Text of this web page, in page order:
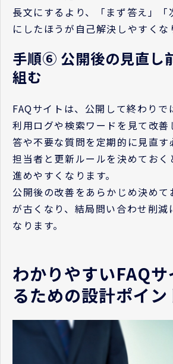
長文にするより、「まず答え」「
にしたほうが自己解決しやすくな
手順⑥ 公開後の見直し
組む
FAQサイトは、公開して終わりで
利用ログや検索ワードを見て改善
答や不要な質問を定期的に見直す
担当者と更新ルールを決めておく
進めやすくなります。
公開後の改善をあらかじめ決めて
が古くなり、結局問い合わせ削減
なります。
わかりやすいFAQ
るための設計ポイン